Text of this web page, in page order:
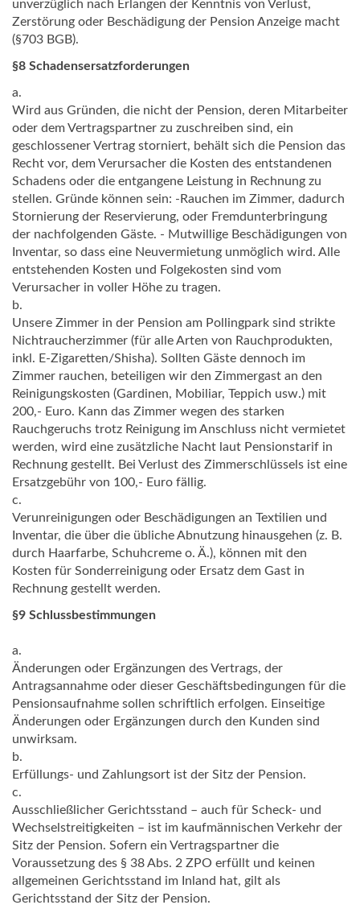
unverzüglich nach Erlangen der Kenntnis von Verlust,
Zerstörung oder Beschädigung der Pension Anzeige macht
(§703 BGB).
§8 Schadensersatzforderungen
a.
Wird aus Gründen, die nicht der Pension, deren Mitarbeiter
oder dem Vertragspartner zu zuschreiben sind, ein
geschlossener Vertrag storniert, behält sich die Pension das
Recht vor, dem Verursacher die Kosten des entstandenen
Schadens oder die entgangene Leistung in Rechnung zu
stellen. Gründe können sein: -Rauchen im Zimmer, dadurch
Stornierung der Reservierung, oder Fremdunterbringung
der nachfolgenden Gäste. - Mutwillige Beschädigungen von
Inventar, so dass eine Neuvermietung unmöglich wird. Alle
entstehenden Kosten und Folgekosten sind vom
Verursacher in voller Höhe zu tragen.
b.
Unsere Zimmer in der Pension am Pollingpark sind strikte
Nichtraucherzimmer (für alle Arten von Rauchprodukten,
inkl. E-Zigaretten/Shisha). Sollten Gäste dennoch im
Zimmer rauchen, beteiligen wir den Zimmergast an den
Reinigungskosten (Gardinen, Mobiliar, Teppich usw.) mit
200,- Euro. Kann das Zimmer wegen des starken
Rauchgeruchs trotz Reinigung im Anschluss nicht vermietet
werden, wird eine zusätzliche Nacht laut Pensionstarif in
Rechnung gestellt. Bei Verlust des Zimmerschlüssels ist eine
Ersatzgebühr von 100,- Euro fällig.
c.
Verunreinigungen oder Beschädigungen an Textilien und
Inventar, die über die übliche Abnutzung hinausgehen (z. B.
durch Haarfarbe, Schuhcreme o. Ä.), können mit den
Kosten für Sonderreinigung oder Ersatz dem Gast in
Rechnung gestellt werden.
§9 Schlussbestimmungen
a.
Änderungen oder Ergänzungen des Vertrags, der
Antragsannahme oder dieser Geschäftsbedingungen für die
Pensionsaufnahme sollen schriftlich erfolgen. Einseitige
Änderungen oder Ergänzungen durch den Kunden sind
unwirksam.
b.
Erfüllungs- und Zahlungsort ist der Sitz der Pension.
c.
Ausschließlicher Gerichtsstand – auch für Scheck- und
Wechselstreitigkeiten – ist im kaufmännischen Verkehr der
Sitz der Pension. Sofern ein Vertragspartner die
Voraussetzung des § 38 Abs. 2 ZPO erfüllt und keinen
allgemeinen Gerichtsstand im Inland hat, gilt als
Gerichtsstand der Sitz der Pension.